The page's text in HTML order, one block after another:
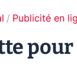
Publicité en